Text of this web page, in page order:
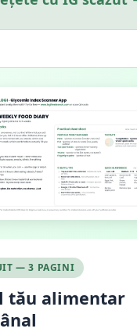
— 3 PAGINI
tău alimentar